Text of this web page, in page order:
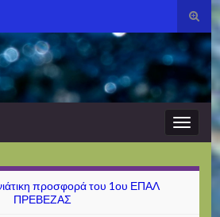
προσφορά του 1ου ΕΠΑΛ
ΠΡΕΒΕΖΑΣ